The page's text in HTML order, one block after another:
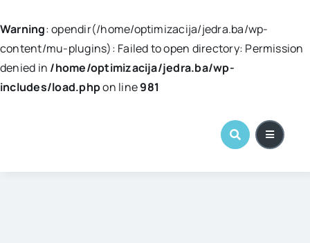
Warning: opendir(/home/optimizacija/jedra.ba/wp-
content/mu-plugins): Failed to open directory: Permission
denied in /home/optimizacija/jedra.ba/wp-
includes/load.phpon line981